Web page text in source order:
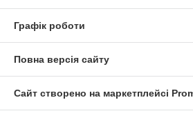
Графік роботи
Повна версія сайту
Сайт створено на маркетплейсі